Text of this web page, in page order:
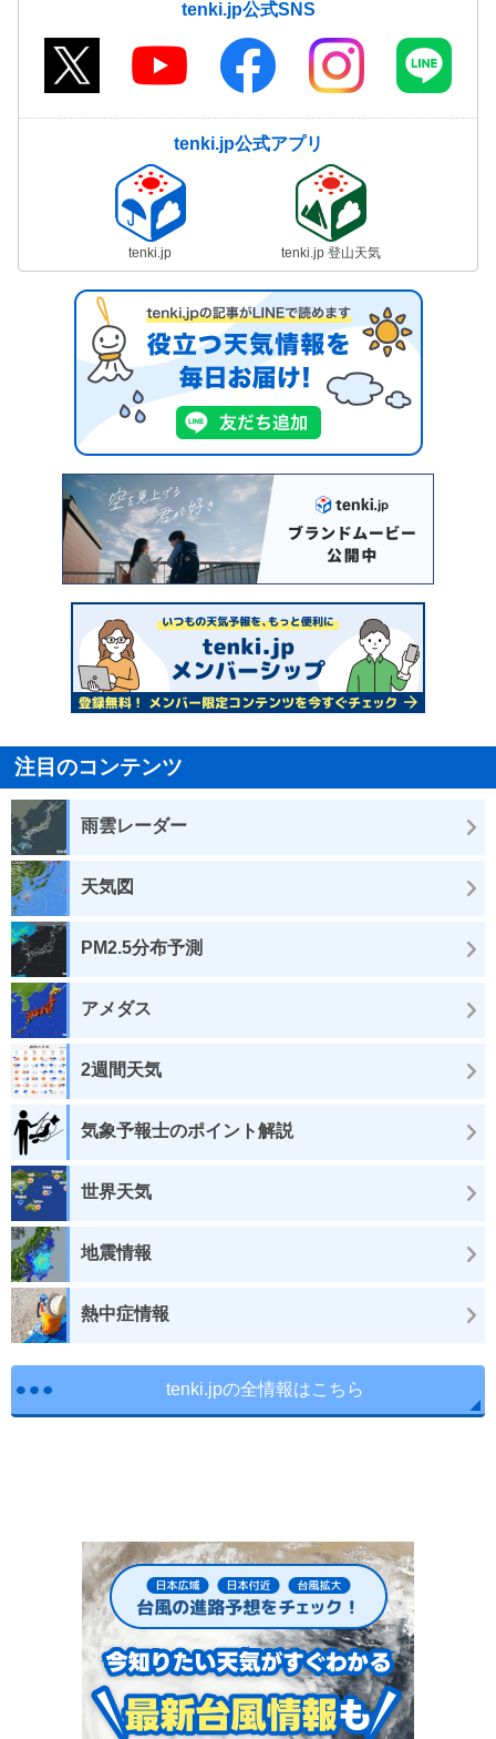
tenki.jp公式SNS
tenki.jp公式アプリ
tenki.jp tenki.jp 登山天気
注目のコンテンツ
雨雲レーダー
天気図
PM2.5分布予測
アメダス
2週間天気
気象予報士のポイント解説
世界天気
地震情報
熱中症情報
tenki.jpの全情報はこちら